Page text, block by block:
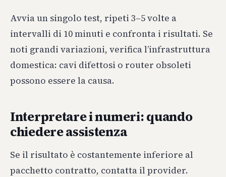
Avvia un singolo test, ripeti 3–5 volte a
intervalli di 10 minuti e confronta i risultati. Se
noti grandi variazioni, verifica l’infrastruttura
domestica: cavi difettosi o router obsoleti
possono essere la causa.
Interpretare i numeri: quando
chiedere assistenza
Se il risultato è costantemente inferiore al
pacchetto contratto, contatta il provider.